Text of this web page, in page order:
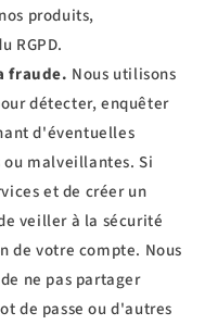
produits,
RGPD.
fraude. Nous utilisons
détecter, enquêter
d'éventuelles
malveillantes. Si
et de créer un
veiller à la sécurité
votre compte. Nous
ne pas partager
de passe ou d'autres